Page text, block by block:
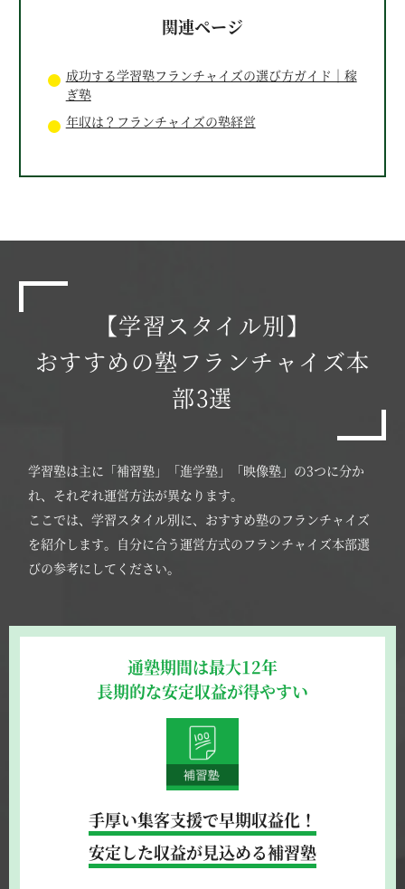
関連ページ
成功する学習塾フランチャイズの選び方ガイド｜稼
ぎ塾
年収は？フランチャイズの塾経営
【学習スタイル別】
おすすめの塾フランチャイズ本
部3選
学習塾は主に「補習塾」「進学塾」「映像塾」の3つに分か
れ、それぞれ運営方法が異なります。
ここでは、学習スタイル別に、おすすめ塾のフランチャイズ
を紹介します。自分に合う運営方式のフランチャイズ本部選
びの参考にしてください。
通塾期間は最大12年
長期的な安定収益が得やすい
手厚い集客支援で早期収益化！
安定した収益が見込める補習塾